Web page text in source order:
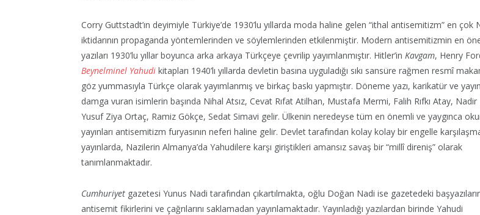
Corry Guttstadt’ın deyimiyle Türkiye’de 1930’lu yıllarda moda haline gelen “ithal antisemitizm” en çok
iktidarının propaganda yöntemlerinden ve söylemlerinden etkilenmiştir. Modern antisemitizmin en
yazıları 1930’lu yıllar boyunca arka arkaya Türkçeye çevrilip yayımlanmıştır. Hitler’in Kavgam, Henry
Beynelminel Yahudi kitapları 1940’lı yıllarda devletin basına uyguladığı sıkı sansüre rağmen resmî
göz yummasıyla Türkçe olarak yayımlanmış ve birkaç baskı yapmıştır. Döneme yazı, karikatür ve
damga vuran isimlerin başında Nihal Atsız, Cevat Rıfat Atilhan, Mustafa Mermi, Falih Rıfkı Atay, Nadir
Yusuf Ziya Ortaç, Ramiz Gökçe, Sedat Simavi gelir. Ülkenin neredeyse tüm en önemli ve yaygınca
yayınları antisemitizm furyasının neferi haline gelir. Devlet tarafından kolay kolay bir engelle
yayınlarda, Nazilerin Almanya’da Yahudilere karşı giriştikleri amansız savaş bir “millî direniş” olarak
tanımlanmaktadır.
Cumhuriyet gazetesi Yunus Nadi tarafından çıkartılmakta, oğlu Doğan Nadi ise gazetedeki
antisemit fikirlerini ve çağrılarını saklamadan yayınlamaktadır. Yayınladığı yazılardan birinde Yahudi